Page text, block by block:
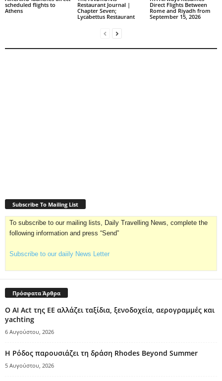
scheduled flights to
Athens
Restaurant Journal |
Chapter Seven;
Lycabettus Restaurant
Direct Flights Between
Rome and Riyadh from
September 15, 2026
Subscribe To Mailing List
To subscribe to our mailing lists, Daily Travelling News, complete the
following information and press “Send”
Subscribe to our daiily News Letter
Πρόσφατα Άρθρα
Ο AI Act της ΕΕ αλλάζει ταξίδια, ξενοδοχεία, αερογραμμές και
yachting
6 Αυγούστου, 2026
Η Ρόδος παρουσιάζει τη δράση Rhodes Beyond Summer
5 Αυγούστου, 2026